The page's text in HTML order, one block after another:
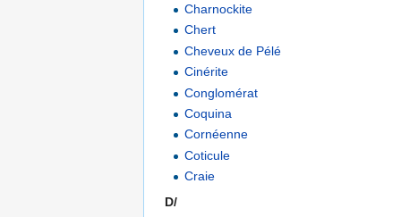
Charnockite
Chert
Cheveux de Pélé
Cinérite
Conglomérat
Coquina
Cornéenne
Coticule
Craie
D/